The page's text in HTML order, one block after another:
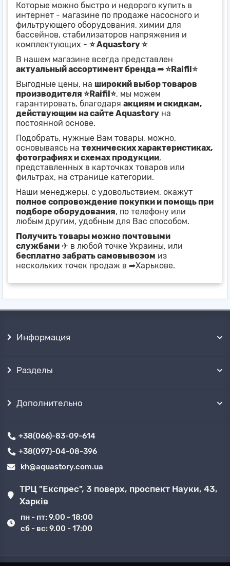
Которые можно быстро и недорого купить в
интернет - магазине по продаже насосного и
фильтрующего оборудования, химии для
бассейнов, стабилизаторов напряжения и
комплектующих - ⭐ Aquastory ⭐
В нашем магазине всегда представлен
актуальный ассортимент бренда ➦ ⭐Raifil⭐
Выгодные цены, на широкий выбор товаров
производителя ⭐Raifil⭐, мы можем
гарантировать, благодаря акциям и скидкам,
действующим на сайте Aquastory на
постоянной основе.
Подобрать, нужные Вам товары, можно,
основываясь на технических характеристиках,
фотографиях и схемах продукции,
представленных в карточках товаров или
фильтрах, на странице категории.
Наши менеджеры, с удовольствием, окажут
полное сопровождение покупки и помощь при
подборе оборудования, по телефону или
любым другим, удобным для Вас способом.
Получить товары можно почтовыми
службами ✈ в любой точке Украины, или
бесплатно забрать самовывозом из
нескольких точек продаж в ➦Харькове.
Информация
Разделы
Дополнительно
+38(066)-83-09-614
+38(097)-04-08-396
kh@aquastory.com.ua
ТРЦ "Експрес", 3 поверх, проспект Науки, 43,
Харків
пн - пт: 9.00 - 18:00
сб - вс: 9.00 - 17:00